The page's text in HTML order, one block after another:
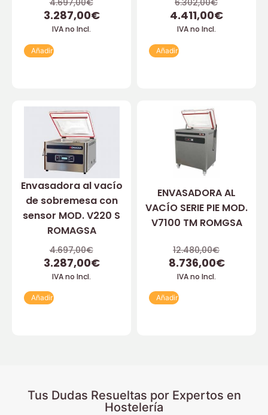
4.697,00€
3.287,00€
IVA no Incl.
Añadir
6.302,00€
4.411,00€
IVA no Incl.
Añadir
Envasadora al vacío
de sobremesa con
sensor MOD. V220 S
ROMAGSA
4.697,00€
3.287,00€
IVA no Incl.
Añadir
ENVASADORA AL
VACÍO SERIE PIE MOD.
V7100 TM ROMGSA
12.480,00€
8.736,00€
IVA no Incl.
Añadir
Tus Dudas Resueltas por Expertos en
Hostelería